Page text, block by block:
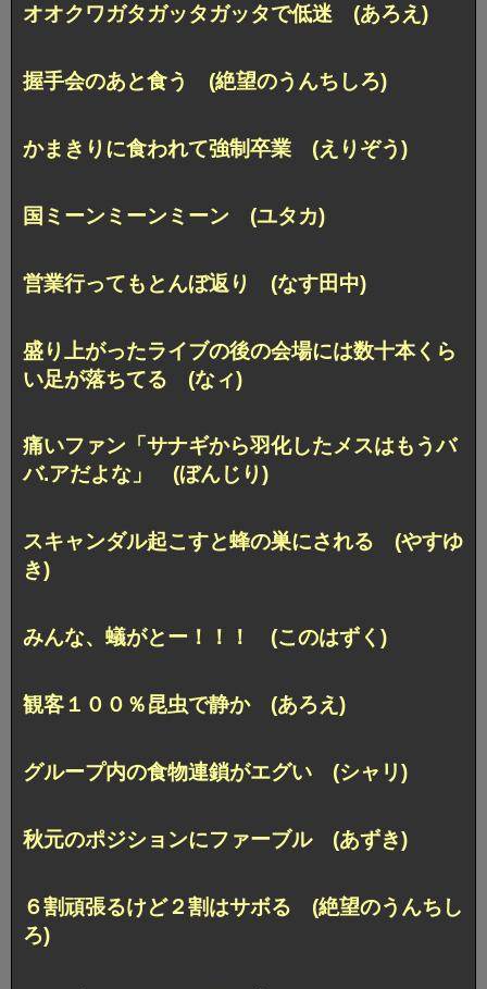
オオクワガタガッタガッタで低迷 (あろえ)
握手会のあと食う (絶望のうんちしろ)
かまきりに食われて強制卒業 (えりぞう)
国ミーンミーンミーン (ユタカ)
営業行ってもとんぼ返り (なす田中)
盛り上がったライブの後の会場には数十本くら
い足が落ちてる (なィ)
痛いファン「サナギから羽化したメスはもうバ
バ.アだよな」 (ぼんじり)
スキャンダル起こすと蜂の巣にされる (やすゆ
き)
みんな、蟻がとー！！！ (このはずく)
観客１００％昆虫で静か (あろえ)
グループ内の食物連鎖がエグい (シャリ)
秋元のポジションにファーブル (あずき)
６割頑張るけど２割はサボる (絶望のうんちし
ろ)